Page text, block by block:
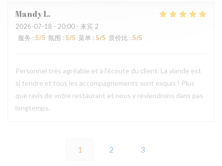
MandyL
2026-07-18 - 20:00 - 来宾 2
服务 :5/5 氛围 : 5/5 菜单 : 5/5 质价比 : 5/5
Personnel très agréable et à l'écoute du client. La viande est
si tendre et tous les accompagnements sont exquis ! Plus
que ravis de votre restaurant et nous y reviendrons dans pas
longtemps.
1 2 3